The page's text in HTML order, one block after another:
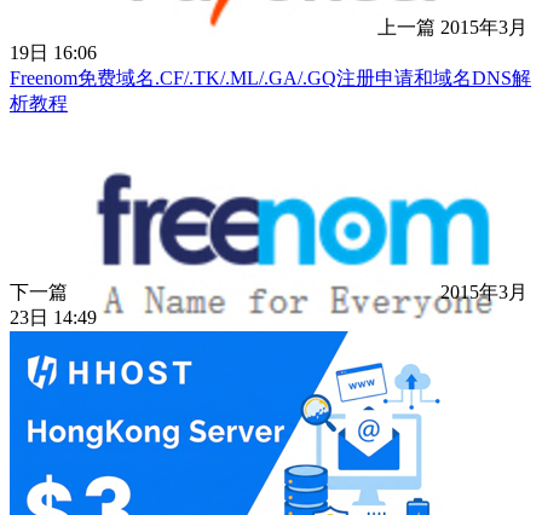
上一篇 2015年3月
19日 16:06
Freenom免费域名.CF/.TK/.ML/.GA/.GQ注册申请和域名DNS解
析教程
下一篇
2015年3月
23日 14:49